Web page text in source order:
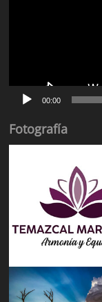
00:00
Fotografía